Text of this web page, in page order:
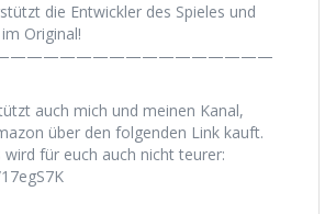
die Entwickler des Spieles und
Original!
auch mich und meinen Kanal,
über den folgenden Link kauft.
wird für euch auch nicht teurer: